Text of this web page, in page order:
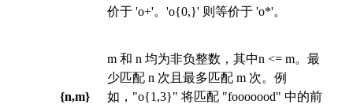
价于 'o+'。'o{0,}' 则等价于 'o*'。
{n,m}
m 和 n 均为非负整数，其中n <= m。最
少匹配 n 次且最多匹配 m 次。例
如，"o{1,3}" 将匹配 "fooooood" 中的前